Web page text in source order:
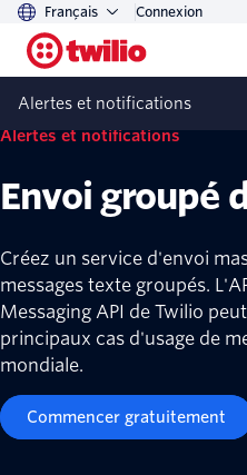
Français Connexion
Alertes et notifications
Alertes et notifications
Envoi groupé
Créez un service d'envoi
messages texte groupés.
Messaging API de Twilio
principaux cas d'usage de
mondiale.
Commencer gratuitement